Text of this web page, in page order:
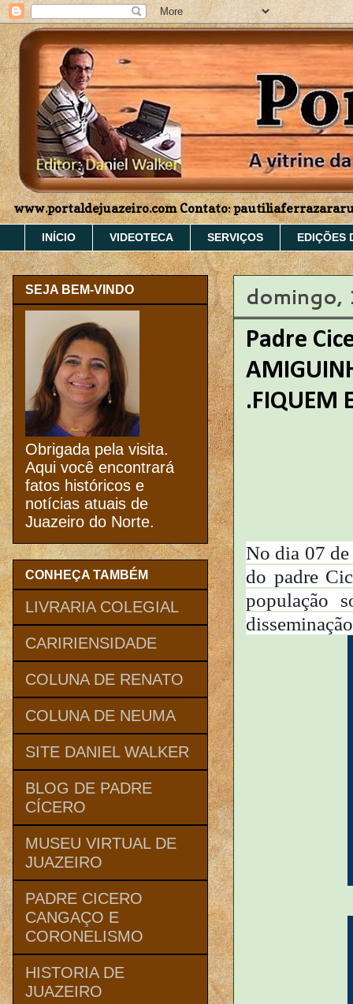
www.portaldejuazeiro.com Contato:
INÍCIO VIDEOTECA SERVIÇOS EDIÇÕES
domingo,
Padre
.FIQUEM
No dia 07 de
do padre
população
SEJA BEM-VINDO
Obrigada pela visita.
Aqui você encontrará
fatos históricos e
notícias atuais de
Juazeiro do Norte.
CONHEÇA TAMBÉM
LIVRARIA COLEGIAL
CARIRIENSIDADE
COLUNA DE RENATO
COLUNA DE NEUMA
SITE DANIEL WALKER
BLOG DE PADRE
CÍCERO
MUSEU VIRTUAL DE
JUAZEIRO
PADRE CICERO
CANGAÇO E
CORONELISMO
HISTORIA DE
JUAZEIRO